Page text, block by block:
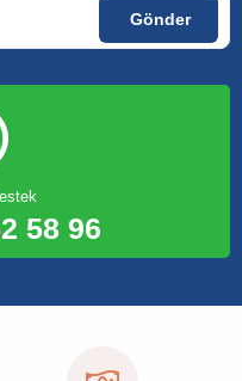
58 96